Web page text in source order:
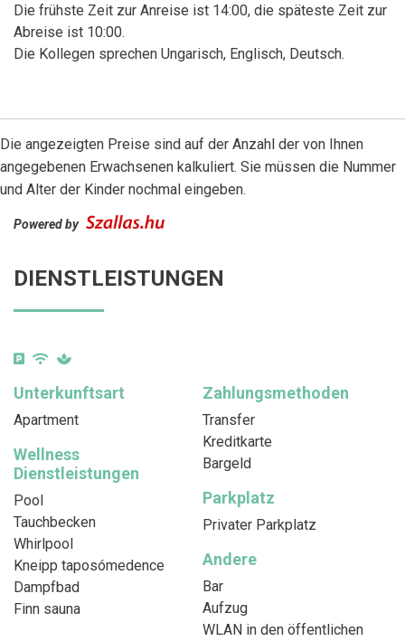
Die frühste Zeit zur Anreise ist 14:00, die späteste Zeit zur
Abreise ist 10:00.
Die Kollegen sprechen Ungarisch, Englisch, Deutsch.
Die angezeigten Preise sind auf der Anzahl der von Ihnen
angegebenen Erwachsenen kalkuliert. Sie müssen die Nummer
und Alter der Kinder nochmal eingeben.
Powered by
DIENSTLEISTUNGEN
Unterkunftsart
Apartment
Zahlungsmethoden
Transfer
Kreditkarte
Bargeld
Wellness
Dienstleistungen
Pool
Tauchbecken
Whirlpool
Kneipp taposómedence
Dampfbad
Finn sauna
Parkplatz
Privater Parkplatz
Andere
Bar
Aufzug
WLAN in den öffentlichen